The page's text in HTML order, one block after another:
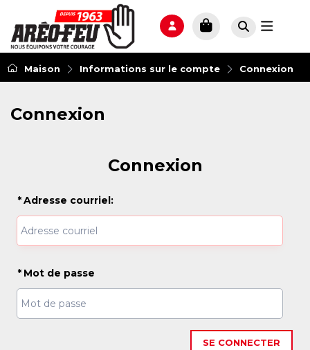
Maison Informations sur le compte Connexion
Connexion
Connexion
*Adresse courriel:
* Mot de passe
SE CONNECTER